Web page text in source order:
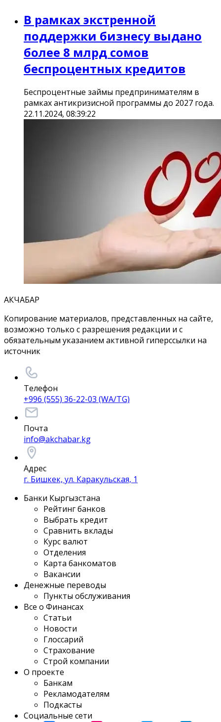
В рамках экстренной
поддержки бизнесу выдано
более 8 млрд сомов
беспроцентных кредитов
Беспроцентные займы предпринимателям в
рамках антикризисной программы до 2027 года.
22.11.2024, 08:39:22
АКЧАБАР
Копирование материалов, представленных на сайте,
возможно только с разрешения редакции и с
обязательным указанием активной гиперссылки на
источник
Телефон
+996 (555) 36-22-03 (WA/TG)
Почта
info@akchabar.kg
Адрес
г. Бишкек, ул. Каракульская, 1
Банки Кыргызстана
Рейтинг банков
Выбрать кредит
Сравнить вклады
Курс валют
Отделения
Карта банкоматов
Вакансии
Денежные переводы
Пункты обслуживания
Все о Финансах
Статьи
Новости
Глоссарий
Страхование
Строй компании
О проекте
Банкам
Рекламодателям
Подкасты
Социальные сети